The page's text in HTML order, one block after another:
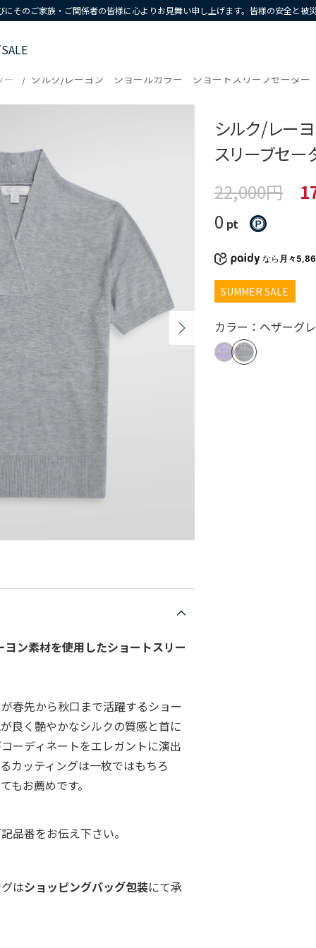
そのご家族・ご関係者の皆様に心よりお見舞い申し上げます。皆様の安全と被
SALE
ー シルク/レーヨン ショールカラー ショートスリーブセーター
シルク/レー
スリーブセー
22,000円
0 pt
なら 月々
SUMMER SALE
カラー：ヘザーグ
ン素材を使用したショートスリー
春先から秋口まで活躍するショー
良く艶やかなシルクの質感と首に
ーディネートをエレガントに演出
カッティングは一枚ではもちろ
もお薦めです。
品番をお伝え下さい。
はショッピングバッグ包装にて承